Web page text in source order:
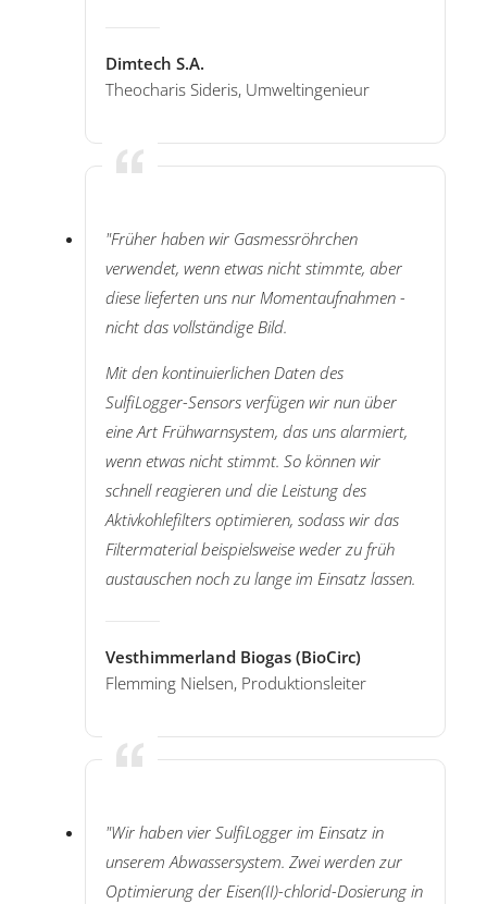
Dimtech S.A.
Theocharis Sideris, Umweltingenieur
"Früher haben wir Gasmessröhrchen
verwendet, wenn etwas nicht stimmte, aber
diese lieferten uns nur Momentaufnahmen -
nicht das vollständige Bild.
Mit den kontinuierlichen Daten des
SulfiLogger-Sensors verfügen wir nun über
eine Art Frühwarnsystem, das uns alarmiert,
wenn etwas nicht stimmt. So können wir
schnell reagieren und die Leistung des
Aktivkohlefilters optimieren, sodass wir das
Filtermaterial beispielsweise weder zu früh
austauschen noch zu lange im Einsatz lassen.
Vesthimmerland Biogas (BioCirc)
Flemming Nielsen, Produktionsleiter
"Wir haben vier SulfiLogger im Einsatz in
unserem Abwassersystem. Zwei werden zur
Optimierung der Eisen(II)-chlorid-Dosierung in